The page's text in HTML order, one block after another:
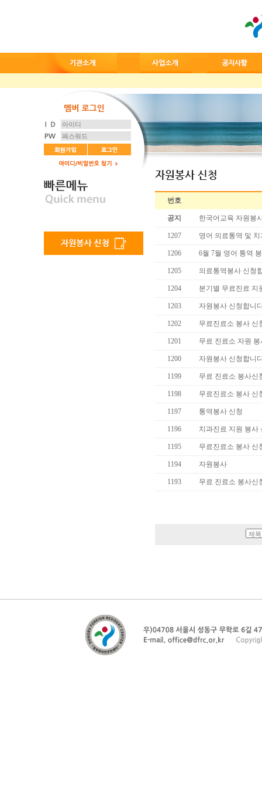
번호
공지 한국어교육 자원봉
1207 영어 의료통역 및
1206 6월 7월 영어 통역
1205 의료통역봉사 신청
1204 분기별 무료진료 지
1203 자원봉사 신청합니
1202 무료진료소 봉사 신
1201 무료 진료소 자원
1200 자원봉사 신청합니
1199 무료 진료소 봉사신
1198 무료진료소 봉사 신
1197 통역봉사 신청
1196 치과진료 지원 봉사
1195 무료진료소 봉사 신
1194 자원봉사
1193 무료 진료소 봉사신